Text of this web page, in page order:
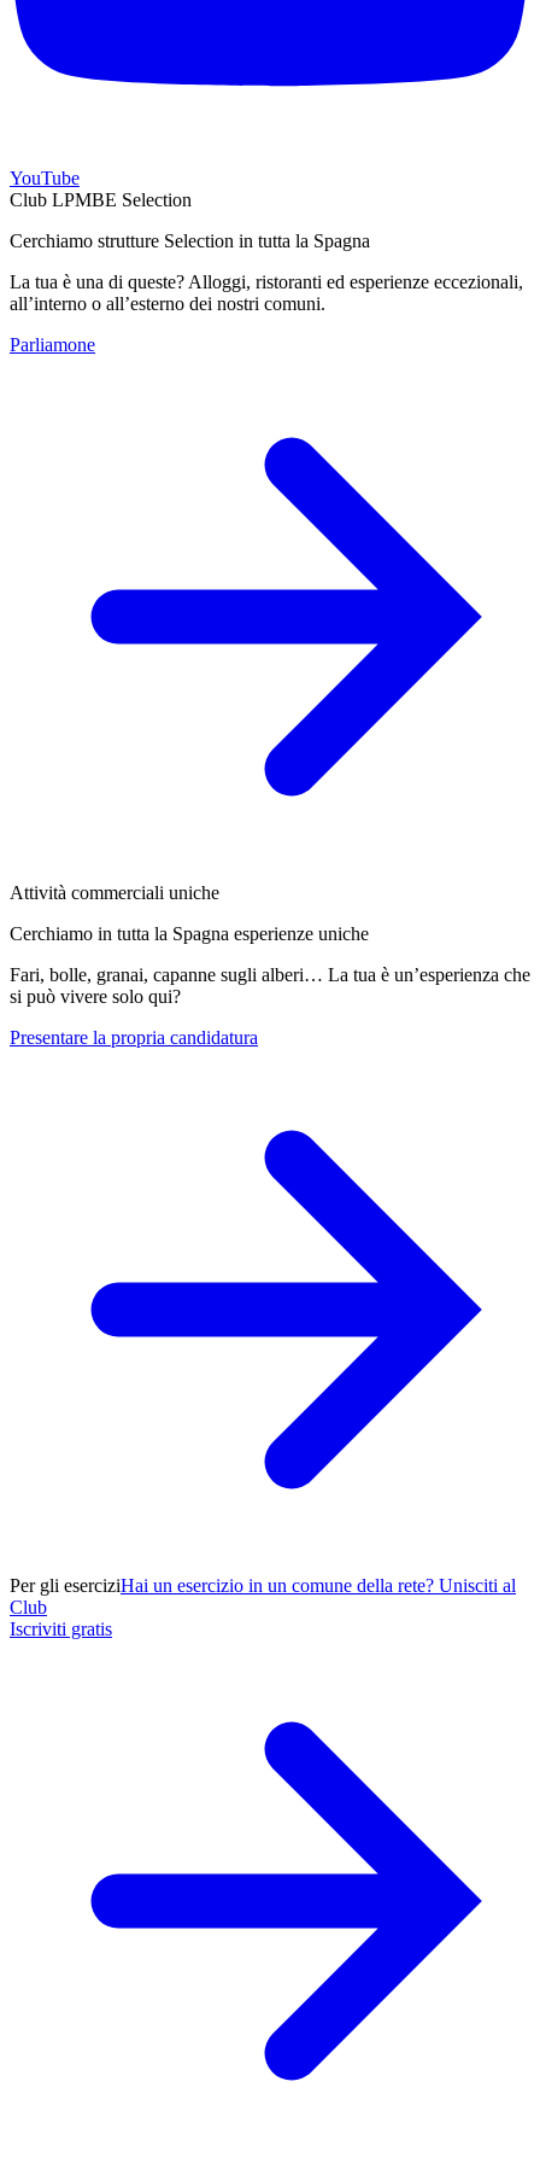
YouTube
Club LPMBE Selection
Cerchiamo strutture Selection in tutta la Spagna
La tua è una di queste? Alloggi, ristoranti ed esperienze eccezionali,
all’interno o all’esterno dei nostri comuni.
Parliamone
Attività commerciali uniche
Cerchiamo in tutta la Spagna esperienze uniche
Fari, bolle, granai, capanne sugli alberi… La tua è un’esperienza che
si può vivere solo qui?
Presentare la propria candidatura
Per gli eserciziHai un esercizio in un comune della rete? Unisciti al
Club
Iscriviti gratis